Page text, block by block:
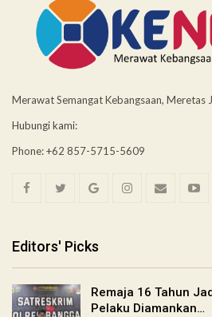
Merawat Semangat Kebangsaan, Meretas
Hubungi kami:
Phone: +62 857-5715-5609
Editors' Picks
Remaja 16 Tahun
Pelaku Diamankan…